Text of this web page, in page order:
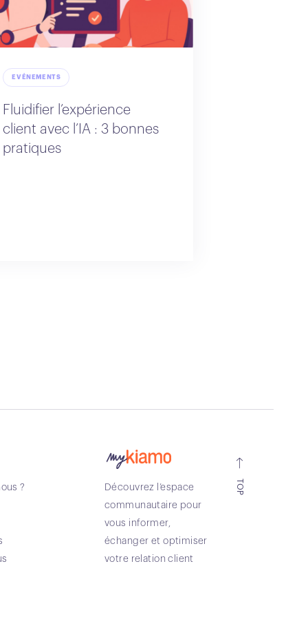
EVÉNEMENTS
Fluidifier l’expérience
client avec l’IA : 3 bonnes
pratiques
?
Découvrez l’espace
communautaire pour
vous informer,
échanger et optimiser
votre relation client
TOP